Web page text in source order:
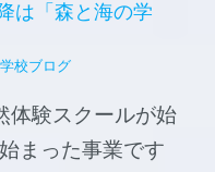
は「森と海の学
校ブログ
体験スクールが始
まった事業です